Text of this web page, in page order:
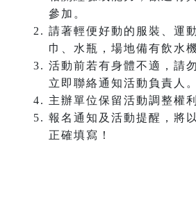
參加。
請著輕便好動的服裝、運
巾、水瓶，場地備有飲水
活動前若有身體不適，請
立即聯絡通知活動負責人。
主辦單位保留活動調整權利
報名通知及活動提醒，將
正確填寫！